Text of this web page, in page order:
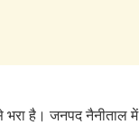
भरा है। जनपद नैनीताल